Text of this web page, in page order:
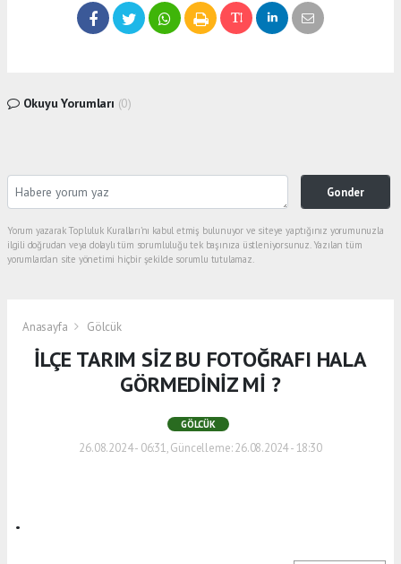
Okuyu Yorumları (0)
Gonder
Yorum yazarak Topluluk Kuralları’nı kabul etmiş bulunuyor ve siteye yaptığınız yorumunuzla
ilgili doğrudan veya dolaylı tüm sorumluluğu tek başınıza üstleniyorsunuz. Yazılan tüm
yorumlardan site yönetimi hiçbir şekilde sorumlu tutulamaz.
Anasayfa Gölcük
İLÇE TARIM SİZ BU FOTOĞRAFI HALA
GÖRMEDİNİZ Mİ ?
GÖLCÜK
26.08.2024 - 06:31, Güncelleme: 26.08.2024 - 18:30
.